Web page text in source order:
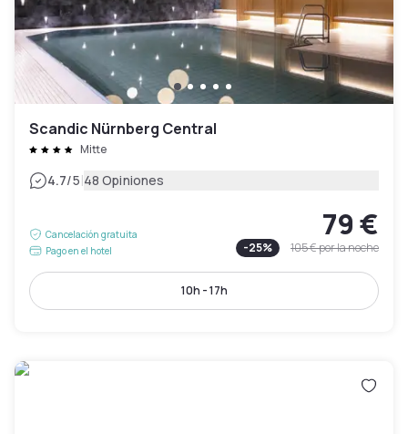
Scandic Nürnberg Central
Mitte
4.7/5|48 Opiniones
Cancelación gratuita
Pago en el hotel
79 €
-25% 105 €por la noche
10h - 17h